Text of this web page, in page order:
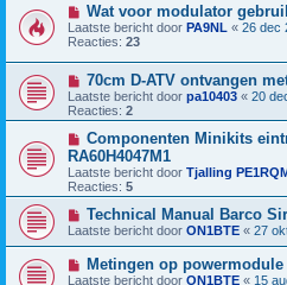
Wat voor modulator
Laatste bericht door PA9NL « 26 dec
Reacties: 23
70cm D-ATV ontvangen
Laatste bericht door pa10403 « 20
Reacties: 2
Componenten Minikits
RA60H4047M1
Laatste bericht door Tjalling PE1RQM
Reacties: 5
Technical Manual Barco
Laatste bericht door ON1BTE « 27
Metingen op powermodule
Laatste bericht door ON1BTE « 15